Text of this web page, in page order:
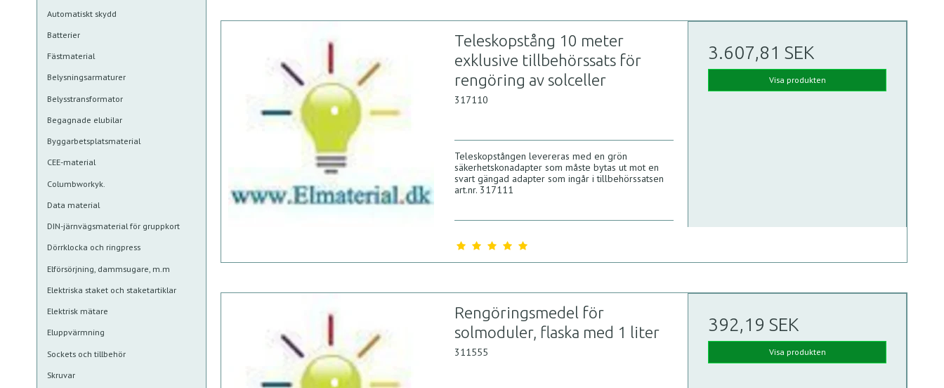
Automatiskt skydd
Batterier
Fästmaterial
Belysningsarmaturer
Belysstransformator
Begagnade elubilar
Byggarbetsplatsmaterial
CEE-material
Columbworkyk.
Data material
DIN-järnvägsmaterial för gruppkort
Dörrklocka och ringpress
Elförsörjning, dammsugare, m.m
Elektriska staket och staketartiklar
Elektrisk mätare
Eluppvärmning
Sockets och tillbehör
Skruvar
Teleskopstång 10 meter
exklusive tillbehörssats för
rengöring av solceller
317110
Teleskopstången levereras med en grön
säkerhetskonadapter som måste bytas ut mot en
svart gängad adapter som ingår i tillbehörssatsen
art.nr. 317111
3.607,81 SEK
Visa produkten
Rengöringsmedel för
solmoduler, flaska med 1 liter
311555
392,19 SEK
Visa produkten